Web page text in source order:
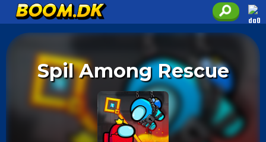
Spil Among Rescue